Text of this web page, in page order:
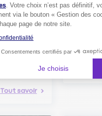
radar
tourelle et
Tout savoir
Comment
. Votre choix n’est pas définitif,
via le bouton « Gestion des
page de notre site.
Consentements certifiés par
Je choisis